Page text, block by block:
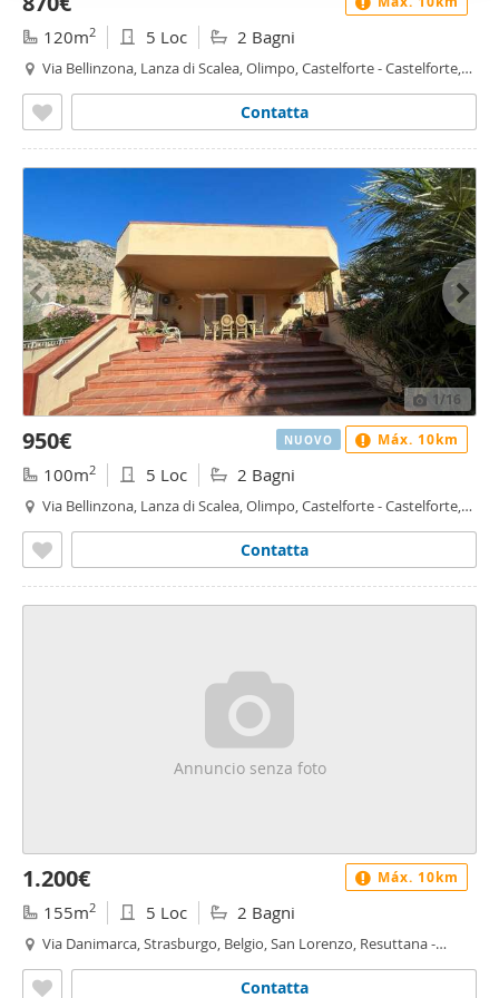
120m2 5 Loc 2 Bagni
Via Bellinzona, Lanza di Scalea, Olimpo, Castelforte - Castelforte,
Contatta
1/16
950€
100m2 5 Loc 2 Bagni
Via Bellinzona, Lanza di Scalea, Olimpo, Castelforte - Castelforte,
Contatta
NUOVO Máx. 10km
Annuncio senza foto
1.200€
155m2 5 Loc 2 Bagni
Via Danimarca, Strasburgo, Belgio, San Lorenzo, Resuttana -
Contatta
Máx. 10km